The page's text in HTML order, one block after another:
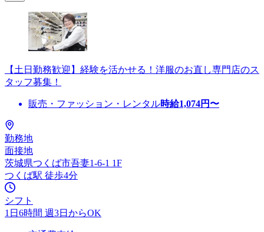
【土日勤務歓迎】経験を活かせる！洋服のお直し専門店のス
タッフ募集！
販売・ファッション・レンタル時給1,074円〜
勤務地
面接地
茨城県つくば市吾妻1-6-1 1F
つくば駅 徒歩4分
シフト
1日6時間 週3日からOK